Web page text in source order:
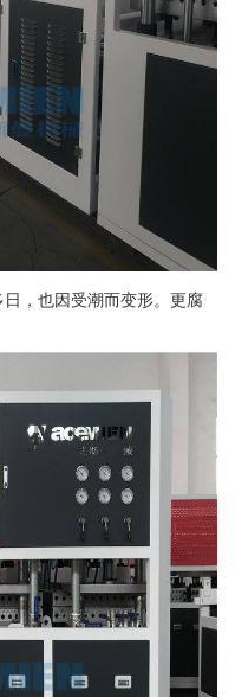
，也因受潮而变形。更腐